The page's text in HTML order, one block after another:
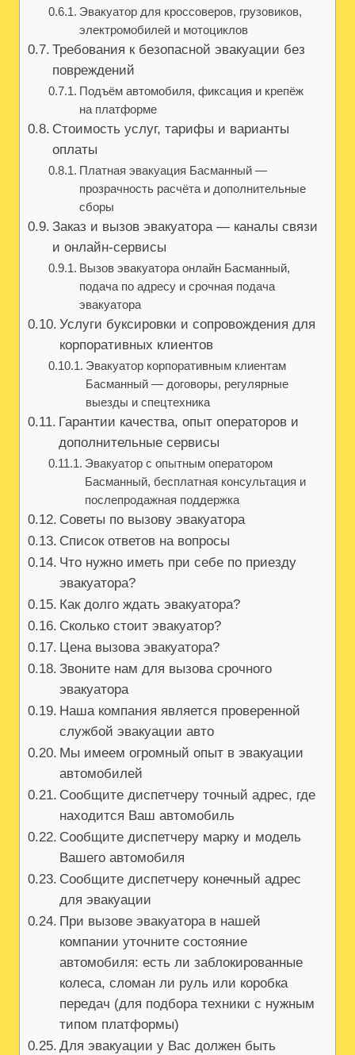
Эвакуатор для кроссоверов, грузовиков,
электромобилей и мотоциклов
Требования к безопасной эвакуации без
повреждений
Подъём автомобиля, фиксация и крепёж
на платформе
Стоимость услуг, тарифы и варианты
оплаты
Платная эвакуация Басманный —
прозрачность расчёта и дополнительные
сборы
Заказ и вызов эвакуатора — каналы связи
и онлайн-сервисы
Вызов эвакуатора онлайн Басманный,
подача по адресу и срочная подача
эвакуатора
Услуги буксировки и сопровождения для
корпоративных клиентов
Эвакуатор корпоративным клиентам
Басманный — договоры, регулярные
выезды и спецтехника
Гарантии качества, опыт операторов и
дополнительные сервисы
Эвакуатор с опытным оператором
Басманный, бесплатная консультация и
послепродажная поддержка
Советы по вызову эвакуатора
Список ответов на вопросы
Что нужно иметь при себе по приезду
эвакуатора?
Как долго ждать эвакуатора?
Сколько стоит эвакуатор?
Цена вызова эвакуатора?
Звоните нам для вызова срочного
эвакуатора
Наша компания является проверенной
службой эвакуации авто
Мы имеем огромный опыт в эвакуации
автомобилей
Сообщите диспетчеру точный адрес, где
находится Ваш автомобиль
Сообщите диспетчеру марку и модель
Вашего автомобиля
Сообщите диспетчеру конечный адрес
для эвакуации
При вызове эвакуатора в нашей
компании уточните состояние
автомобиля: есть ли заблокированные
колеса, сломан ли руль или коробка
передач (для подбора техники с нужным
типом платформы)
Для эвакуации у Вас должен быть